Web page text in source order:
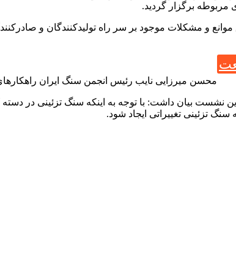
مربوطه برگزار گردید.
و مشکلات موجود بر سر راه تولیدکنندگان و
محسن میرزایی نایب رئیس انجمن سنگ ایران راهکارهای
نشست بیان داشت: با توجه به اینکه سنگ تزئینی در
سنگ تزئینی تغییراتی ایجاد شود.